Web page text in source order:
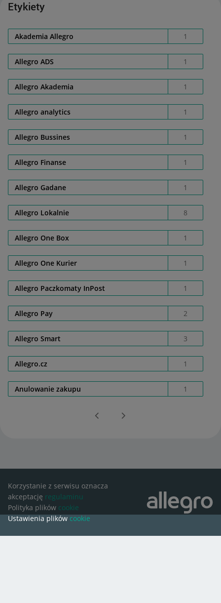
Etykiety
Akademia Allegro 1
Allegro ADS 1
Allegro Akademia 1
Allegro analytics 1
Allegro Bussines 1
Allegro Finanse 1
Allegro Gadane 1
Allegro Lokalnie 8
Allegro One Box 1
Allegro One Kurier 1
Allegro Paczkomaty InPost 1
Allegro Pay 2
Allegro Smart 3
Allegro.cz 1
Anulowanie zakupu 1
Korzystanie z serwisu oznacza
akceptację regulaminu
Polityka plików cookie
Ustawienia plików cookie